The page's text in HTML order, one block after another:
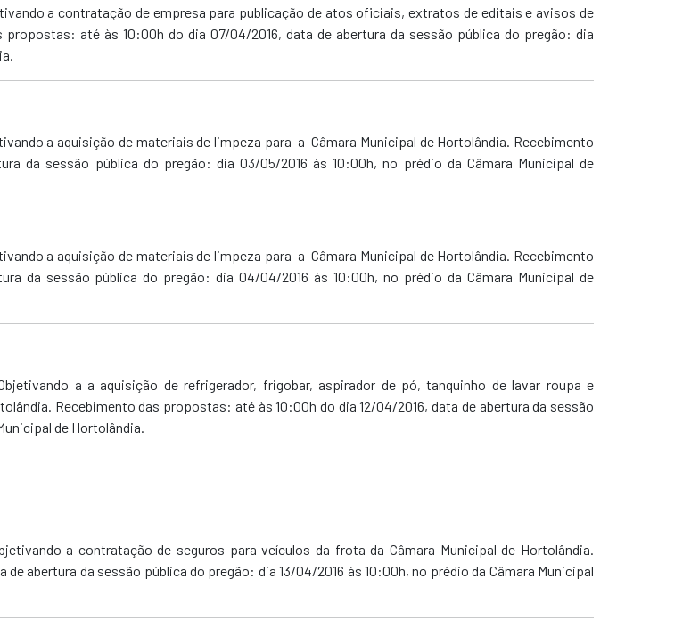
a contratação de empresa para publicação de atos oficiais, extratos de editais e avisos de
até às 10:00h do dia 07/04/2016, data de abertura da sessão pública do pregão: dia
a aquisição de materiais de limpeza para a Câmara Municipal de Hortolândia. Recebimento
da sessão pública do pregão: dia 03/05/2016 às 10:00h, no prédio da Câmara Municipal de
a aquisição de materiais de limpeza para a Câmara Municipal de Hortolândia. Recebimento
da sessão pública do pregão: dia 04/04/2016 às 10:00h, no prédio da Câmara Municipal de
a a aquisição de refrigerador, frigobar, aspirador de pó, tanquinho de lavar roupa e
Recebimento das propostas: até às 10:00h do dia 12/04/2016, data de abertura da sessão
de Hortolândia
a contratação de seguros para veículos da frota da Câmara Municipal de Hortolândia.
abertura da sessão pública do pregão: dia 13/04/2016 às 10:00h, no prédio da Câmara Municipal